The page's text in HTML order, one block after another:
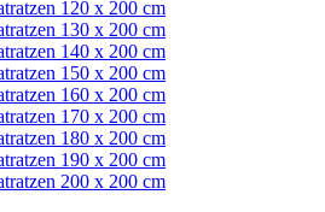
120 x 200 cm
130 x 200 cm
140 x 200 cm
150 x 200 cm
160 x 200 cm
170 x 200 cm
180 x 200 cm
190 x 200 cm
200 x 200 cm